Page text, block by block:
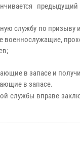
службу по
военнослужащие,
в запасе и
в запасе.
службы вправе